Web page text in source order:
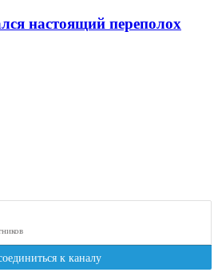
настоящий переполох